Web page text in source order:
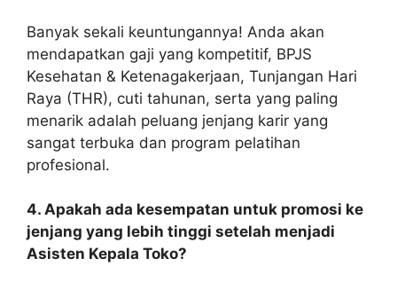
Banyak sekali keuntungannya! Anda akan
mendapatkan gaji yang kompetitif, BPJS
Kesehatan & Ketenagakerjaan, Tunjangan Hari
Raya (THR), cuti tahunan, serta yang paling
menarik adalah peluang jenjang karir yang
sangat terbuka dan program pelatihan
profesional.
4. Apakah ada kesempatan untuk promosi ke
jenjang yang lebih tinggi setelah menjadi
Asisten Kepala Toko?